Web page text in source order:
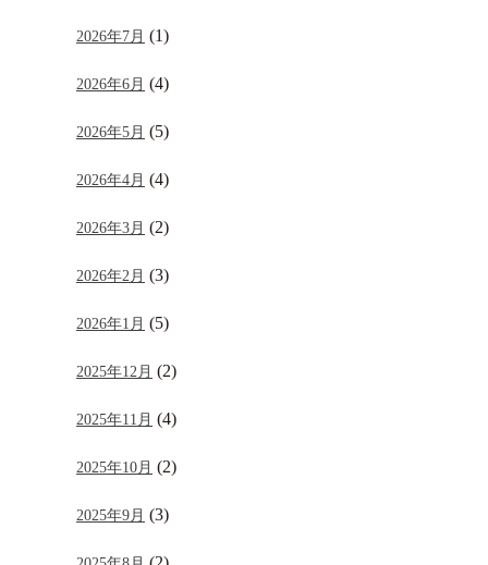
2026年7月 (1)
2026年6月 (4)
2026年5月 (5)
2026年4月 (4)
2026年3月 (2)
2026年2月 (3)
2026年1月 (5)
2025年12月 (2)
2025年11月 (4)
2025年10月 (2)
2025年9月 (3)